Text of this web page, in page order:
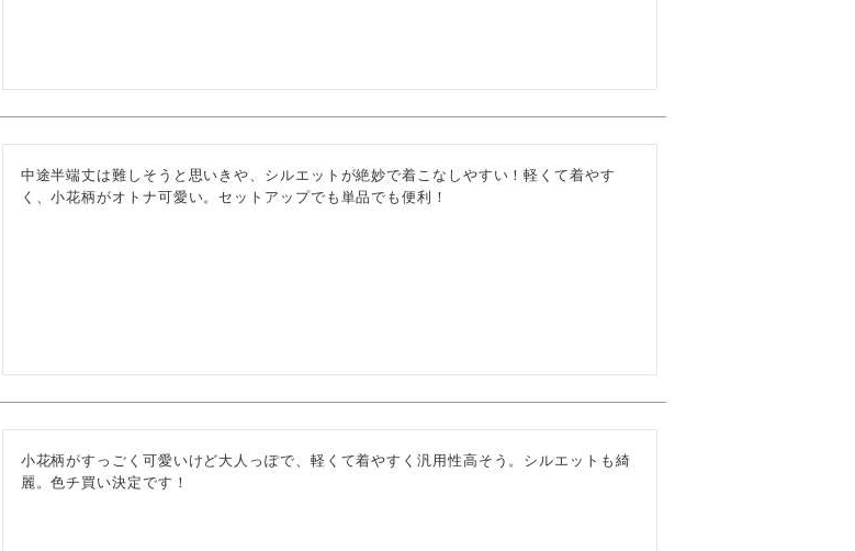
中途半端丈は難しそうと思いきや、シルエットが絶妙で着こなしやすい！軽くて着やす
く、小花柄がオトナ可愛い。セットアップでも単品でも便利！
小花柄がすっごく可愛いけど大人っぽで、軽くて着やすく汎用性高そう。シルエットも綺
麗。色チ買い決定です！